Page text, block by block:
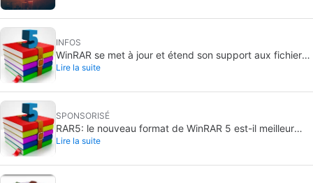
INFOS
WinRAR se met à jour et étend son support aux fichiers
BZIP2, LZMA et PPMd
Lire la suite
RAR5: le nouveau format de WinRAR 5 est-il meilleur
que 7-Zip ?
Lire la suite